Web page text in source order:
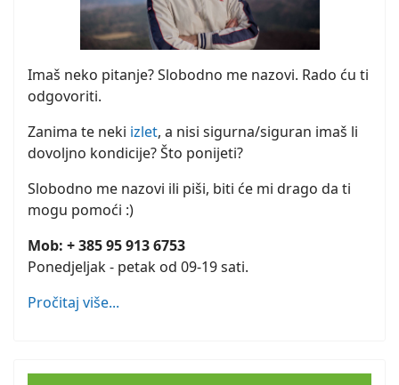
Imaš neko pitanje? Slobodno me nazovi. Rado ću ti
odgovoriti.
Zanima te neki izlet, a nisi sigurna/siguran imaš li
dovoljno kondicije? Što ponijeti?
Slobodno me nazovi ili piši, biti će mi drago da ti
mogu pomoći :)
Mob: + 385 95 913 6753
Ponedjeljak - petak od 09-19 sati.
Pročitaj više...